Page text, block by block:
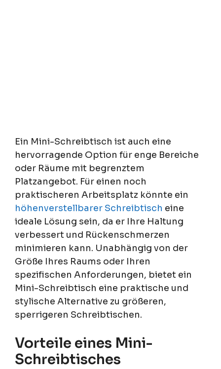
Ein Mini-Schreibtisch ist auch eine
hervorragende Option für enge Bereiche
oder Räume mit begrenztem
Platzangebot. Für einen noch
praktischeren Arbeitsplatz könnte ein
höhenverstellbarer Schreibtisch eine
ideale Lösung sein, da er Ihre Haltung
verbessert und Rückenschmerzen
minimieren kann. Unabhängig von der
Größe Ihres Raums oder Ihren
spezifischen Anforderungen, bietet ein
Mini-Schreibtisch eine praktische und
stylische Alternative zu größeren,
sperrigeren Schreibtischen.
Vorteile eines Mini-
Schreibtisches